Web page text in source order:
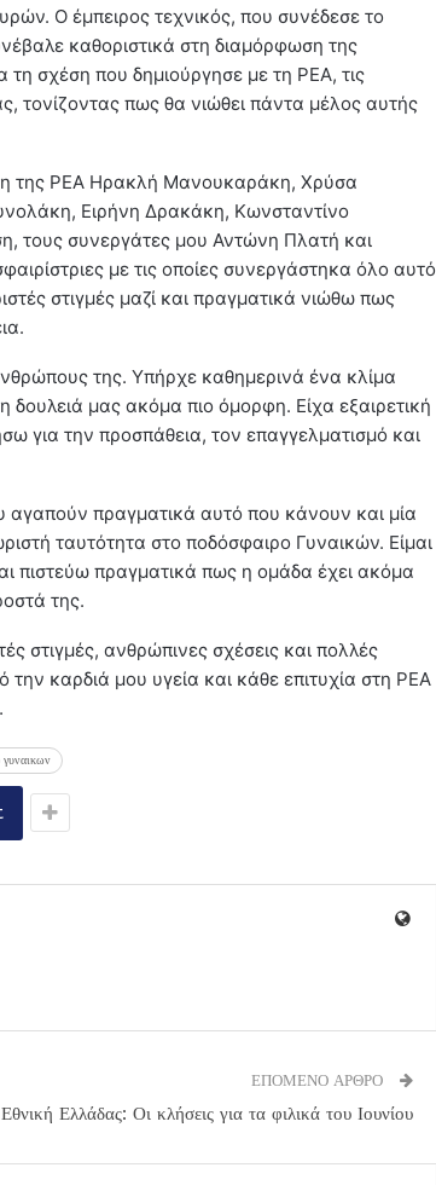
Ο έμπειρος τεχνικός, που συνέδεσε το
καθοριστικά στη διαμόρφωση της
τη σχέση που δημιούργησε με τη ΡΕΑ, τις
τονίζοντας πως θα νιώθει πάντα μέλος αυτής
της ΡΕΑ Ηρακλή Μανουκαράκη, Χρύσα
Ειρήνη Δρακάκη, Κωνσταντίνο
συνεργάτες μου Αντώνη Πλατή και
με τις οποίες συνεργάστηκα όλο αυτό
στιγμές μαζί και πραγματικά νιώθω πως
της. Υπήρχε καθημερινά ένα κλίμα
μας ακόμα πιο όμορφη. Είχα εξαιρετική
για την προσπάθεια, τον επαγγελματισμό και
αγαπούν πραγματικά αυτό που κάνουν και μία
ταυτότητα στο ποδόσφαιρο Γυναικών. Είμαι
πιστεύω πραγματικά πως η ομάδα έχει ακόμα
της.
στιγμές, ανθρώπινες σχέσεις και πολλές
καρδιά μου υγεία και κάθε επιτυχία στη ΡΕΑ
γυναικων
ΕΠΟΜΕΝΟ ΑΡΘΡΟ
Εθνική Ελλάδας: Οι κλήσεις για τα φιλικά του Ιουνίου